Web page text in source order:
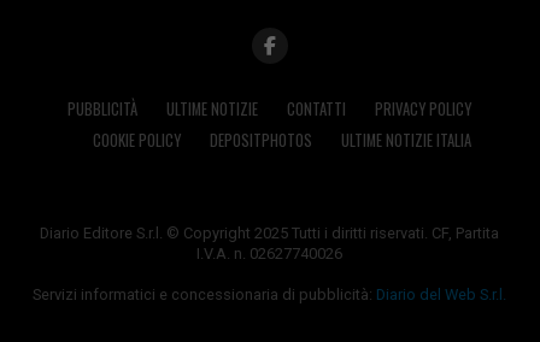
PUBBLICITÀ ULTIME NOTIZIE CONTATTI
PRIVACY POLICY
COOKIE POLICY
DEPOSITPHOTOS ULTIME NOTIZIE ITALIA
Diario Editore S.r.l. © Copyright 2025 Tutti i diritti riservati. CF, Partita
I.V.A. n. 02627740026
Servizi informatici e concessionaria di pubblicità: Diario del Web S.r.l.